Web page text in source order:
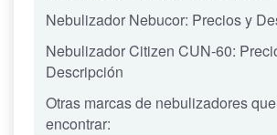
Nebulizador Nebucor: Precios y
NebulizadorCitizen CUN-60:
Descripción
Otras marcas de nebulizadores
encontrar: